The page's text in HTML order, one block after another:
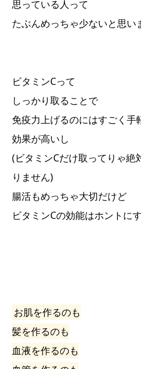
思っている人って
たぶんめっちゃ少ないと思い
ビタミンCって
しっかり取ることで
免疫力上げるのにはすごく手
効果が高いし
(ビタミンCだけ取ってりゃ絶
りません)
腸活もめっちゃ大切だけど
ビタミンCの効能はホントに
お肌を作るのも
髪を作るのも
血液を作るのも